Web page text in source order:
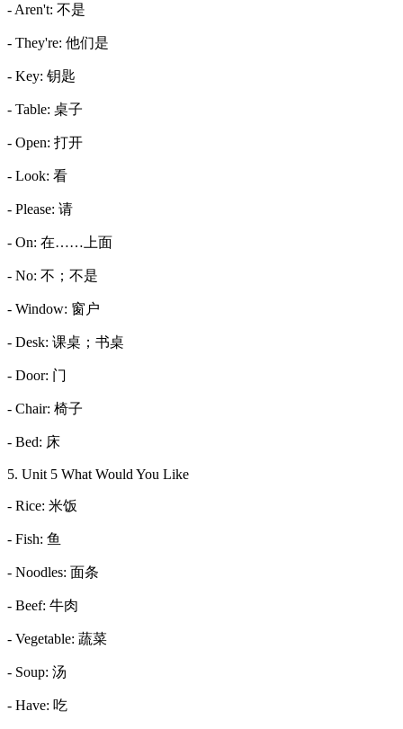
- Aren't: 不是
- They're: 他们是
- Key: 钥匙
- Table: 桌子
- Open: 打开
- Look: 看
- Please: 请
- On: 在……上面
- No: 不；不是
- Window: 窗户
- Desk: 课桌；书桌
- Door: 门
- Chair: 椅子
- Bed: 床
5. Unit 5 What Would You Like
- Rice: 米饭
- Fish: 鱼
- Noodles: 面条
- Beef: 牛肉
- Vegetable: 蔬菜
- Soup: 汤
- Have: 吃